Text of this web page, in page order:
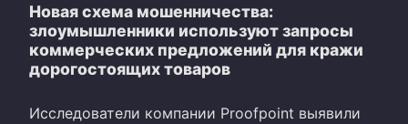
Новая схема мошенничества:
злоумышленники используют запросы
коммерческих предложений для кражи
дорогостоящих товаров
Исследователи компании Proofpoint выявили